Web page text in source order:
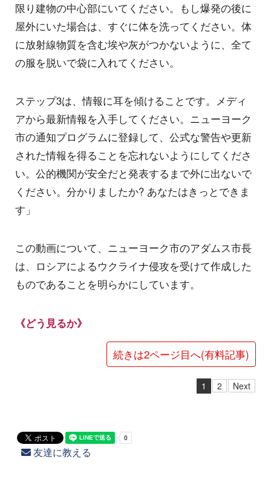
限り建物の中心部にいてください。もし爆発の後に
屋外にいた場合は、すぐに体を洗ってください。体
に放射線物質を含む埃や灰がつかないように、全て
の服を脱いで袋に入れてください。
ステップ3は、情報に耳を傾けることです。メディ
アから最新情報を入手してください。ニューヨーク
市の通知プログラムに登録して、公式な警告や更新
された情報を得ることを忘れないようにしてくださ
い。公的機関が安全だと発表するまで外に出ないで
ください。分かりましたか? あなたはきっとできま
す」
この動画について、ニューヨーク市のアダムス市長
は、ロシアによるウクライナ侵攻を受けて作成した
ものであることを明らかにしています。
《どう見るか》
続きは2ページ目へ(有料記事)
1 2 Next
友達に教える